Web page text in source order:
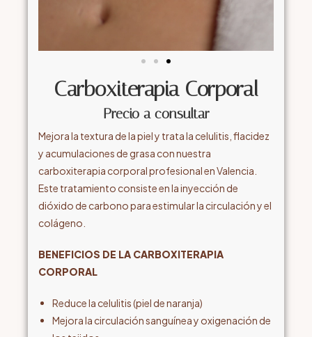
Carboxiterapia Corporal
Precio a consultar
Mejora la textura de la piel y trata la celulitis, flacidez
y acumulaciones de grasa con nuestra
carboxiterapia corporal profesional en Valencia.
Este tratamiento consiste en la inyección de
dióxido de carbono para estimular la circulación y el
colágeno.
BENEFICIOS DE LA CARBOXITERAPIA
CORPORAL
Reduce la celulitis (piel de naranja)
Mejora la circulación sanguínea y oxigenación de